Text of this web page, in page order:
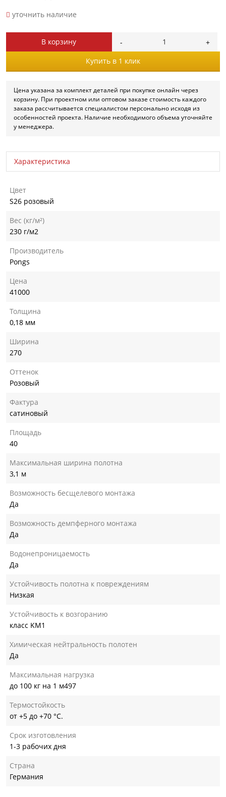
уточнить наличие
В корзину
Купить в 1 клик
Цена указана за комплект деталей при покупке онлайн через
корзину. При проектном или оптовом заказе стоимость каждого
заказа рассчитывается специалистом персонально исходя из
особенностей проекта. Наличие необходимого объема уточняйте
у менеджера.
Характеристика
Цвет
S26 розовый
Вес (кг/м²)
230 г/м2
Производитель
Pongs
Цена
41000
Толщина
0,18 мм
Ширина
270
Оттенок
Розовый
Фактура
сатиновый
Площадь
40
Максимальная ширина полотна
3,1 м
Возможность бесщелевого монтажа
Да
Возможность демпферного монтажа
Да
Водонепроницаемость
Да
Устойчивость полотна к повреждениям
Низкая
Устойчивость к возгоранию
класс KM1
Химическая нейтральность полотен
Да
Максимальная нагрузка
до 100 кг на 1 м497
Термостойкость
от +5 до +70 °С.
Срок изготовления
1-3 рабочих дня
Страна
Германия